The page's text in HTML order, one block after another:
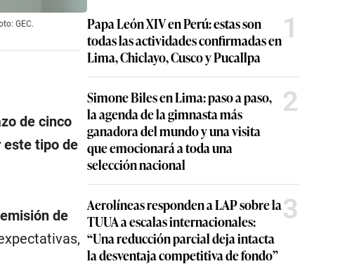
GEC.
de cinco
este tipo de
de
Papa León XIV en Perú: estas son
todas las actividades confirmadas en
Lima, Chiclayo, Cusco y Pucallpa
1
Simone Biles en Lima: paso a paso,
la agenda de la gimnasta más
ganadora del mundo y una visita
que emocionará a toda una
selección nacional
2
Aerolíneas responden a LAP sobre la
TUUA a escalas internacionales:
“Una reducción parcial deja intacta
la desventaja competitiva de fondo”
3